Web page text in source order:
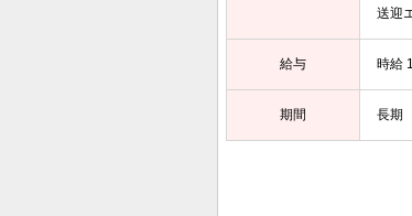
送
給与 時給
期間 長期